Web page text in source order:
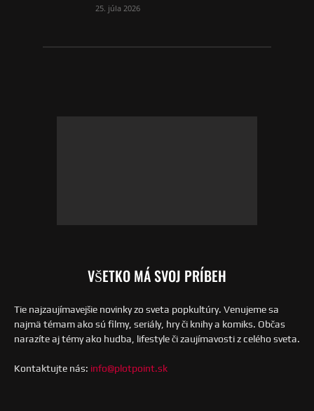
25. júla 2026
VŠETKO MÁ SVOJ PRÍBEH
Tie najzaujímavejšie novinky zo sveta popkultúry. Venujeme sa
najmä témam ako sú filmy, seriály, hry či knihy a komiks. Občas
narazíte aj témy ako hudba, lifestyle či zaujímavosti z celého sveta.
Kontaktujte nás: info@plotpoint.sk